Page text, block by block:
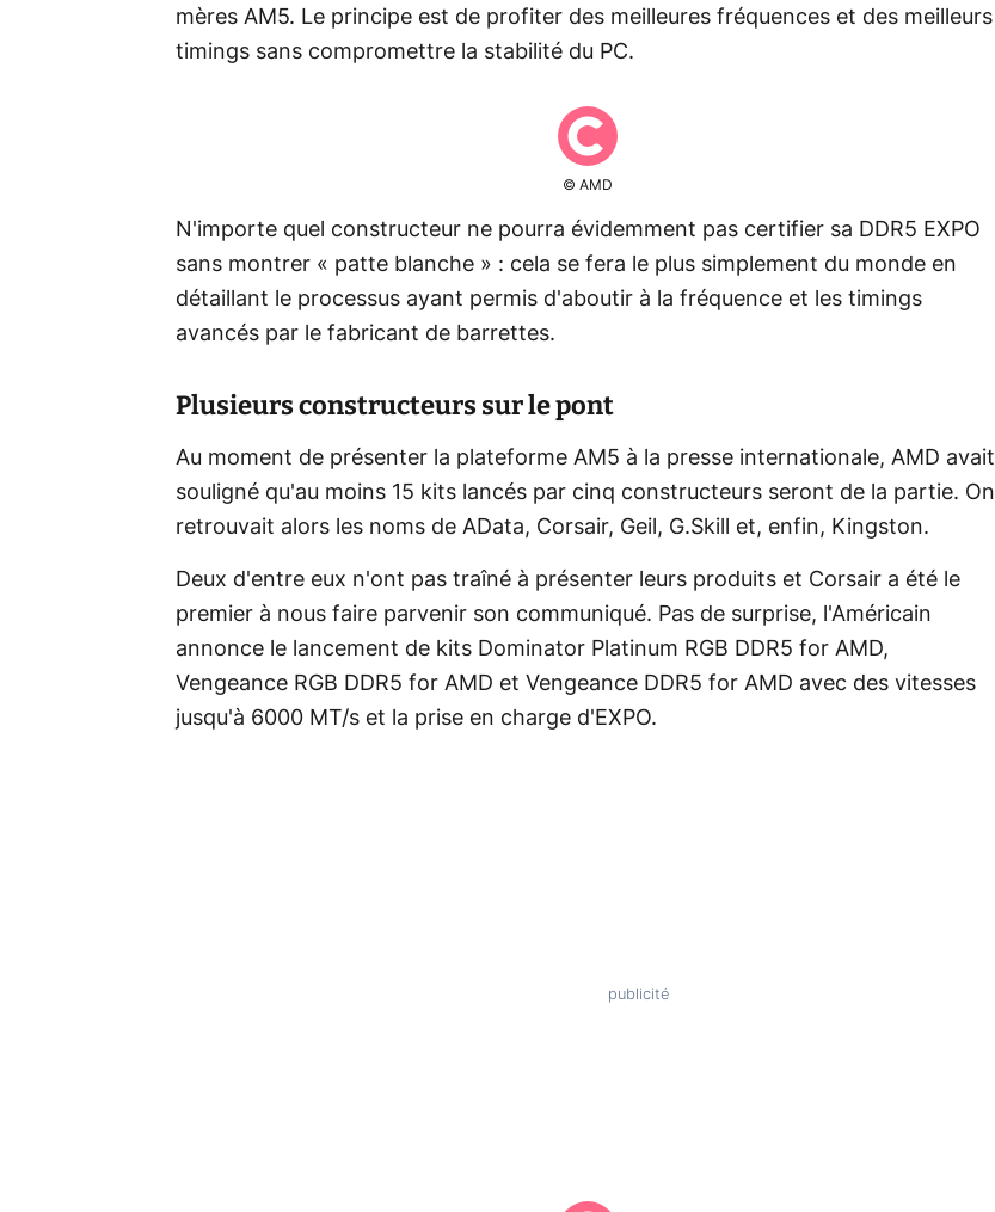
mères AM5. Le principe est de profiter des meilleures fréquences et des meilleurs
timings sans compromettre la stabilité du PC.
© AMD
N'importe quel constructeur ne pourra évidemment pas certifier sa DDR5 EXPO
sans montrer « patte blanche » : cela se fera le plus simplement du monde en
détaillant le processus ayant permis d'aboutir à la fréquence et les timings
avancés par le fabricant de barrettes.
Plusieurs constructeurs sur le pont
Au moment de présenter la plateforme AM5 à la presse internationale, AMD avait
souligné qu'au moins 15 kits lancés par cinq constructeurs seront de la partie. On
retrouvait alors les noms de AData, Corsair, Geil, G.Skill et, enfin, Kingston.
Deux d'entre eux n'ont pas traîné à présenter leurs produits et Corsair a été le
premier à nous faire parvenir son communiqué. Pas de surprise, l'Américain
annonce le lancement de kits Dominator Platinum RGB DDR5 for AMD,
Vengeance RGB DDR5 for AMD et Vengeance DDR5 for AMD avec des vitesses
jusqu'à 6000 MT/s et la prise en charge d'EXPO.